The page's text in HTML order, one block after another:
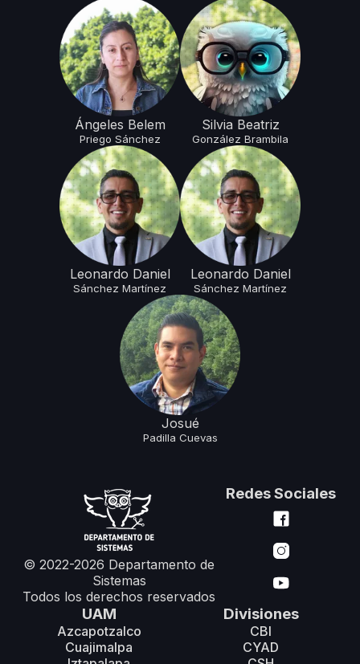
Ángeles Belem
Priego Sánchez
Silvia Beatriz
González Brambila
Leonardo Daniel
Sánchez Martínez
Leonardo Daniel
Sánchez Martínez
Josué
Padilla Cuevas
© 2022-2026 Departamento de
Sistemas
Todos los derechos reservados
Redes Sociales
UAM
Azcapotzalco
Cuajimalpa
Divisiones
CBI
CYAD